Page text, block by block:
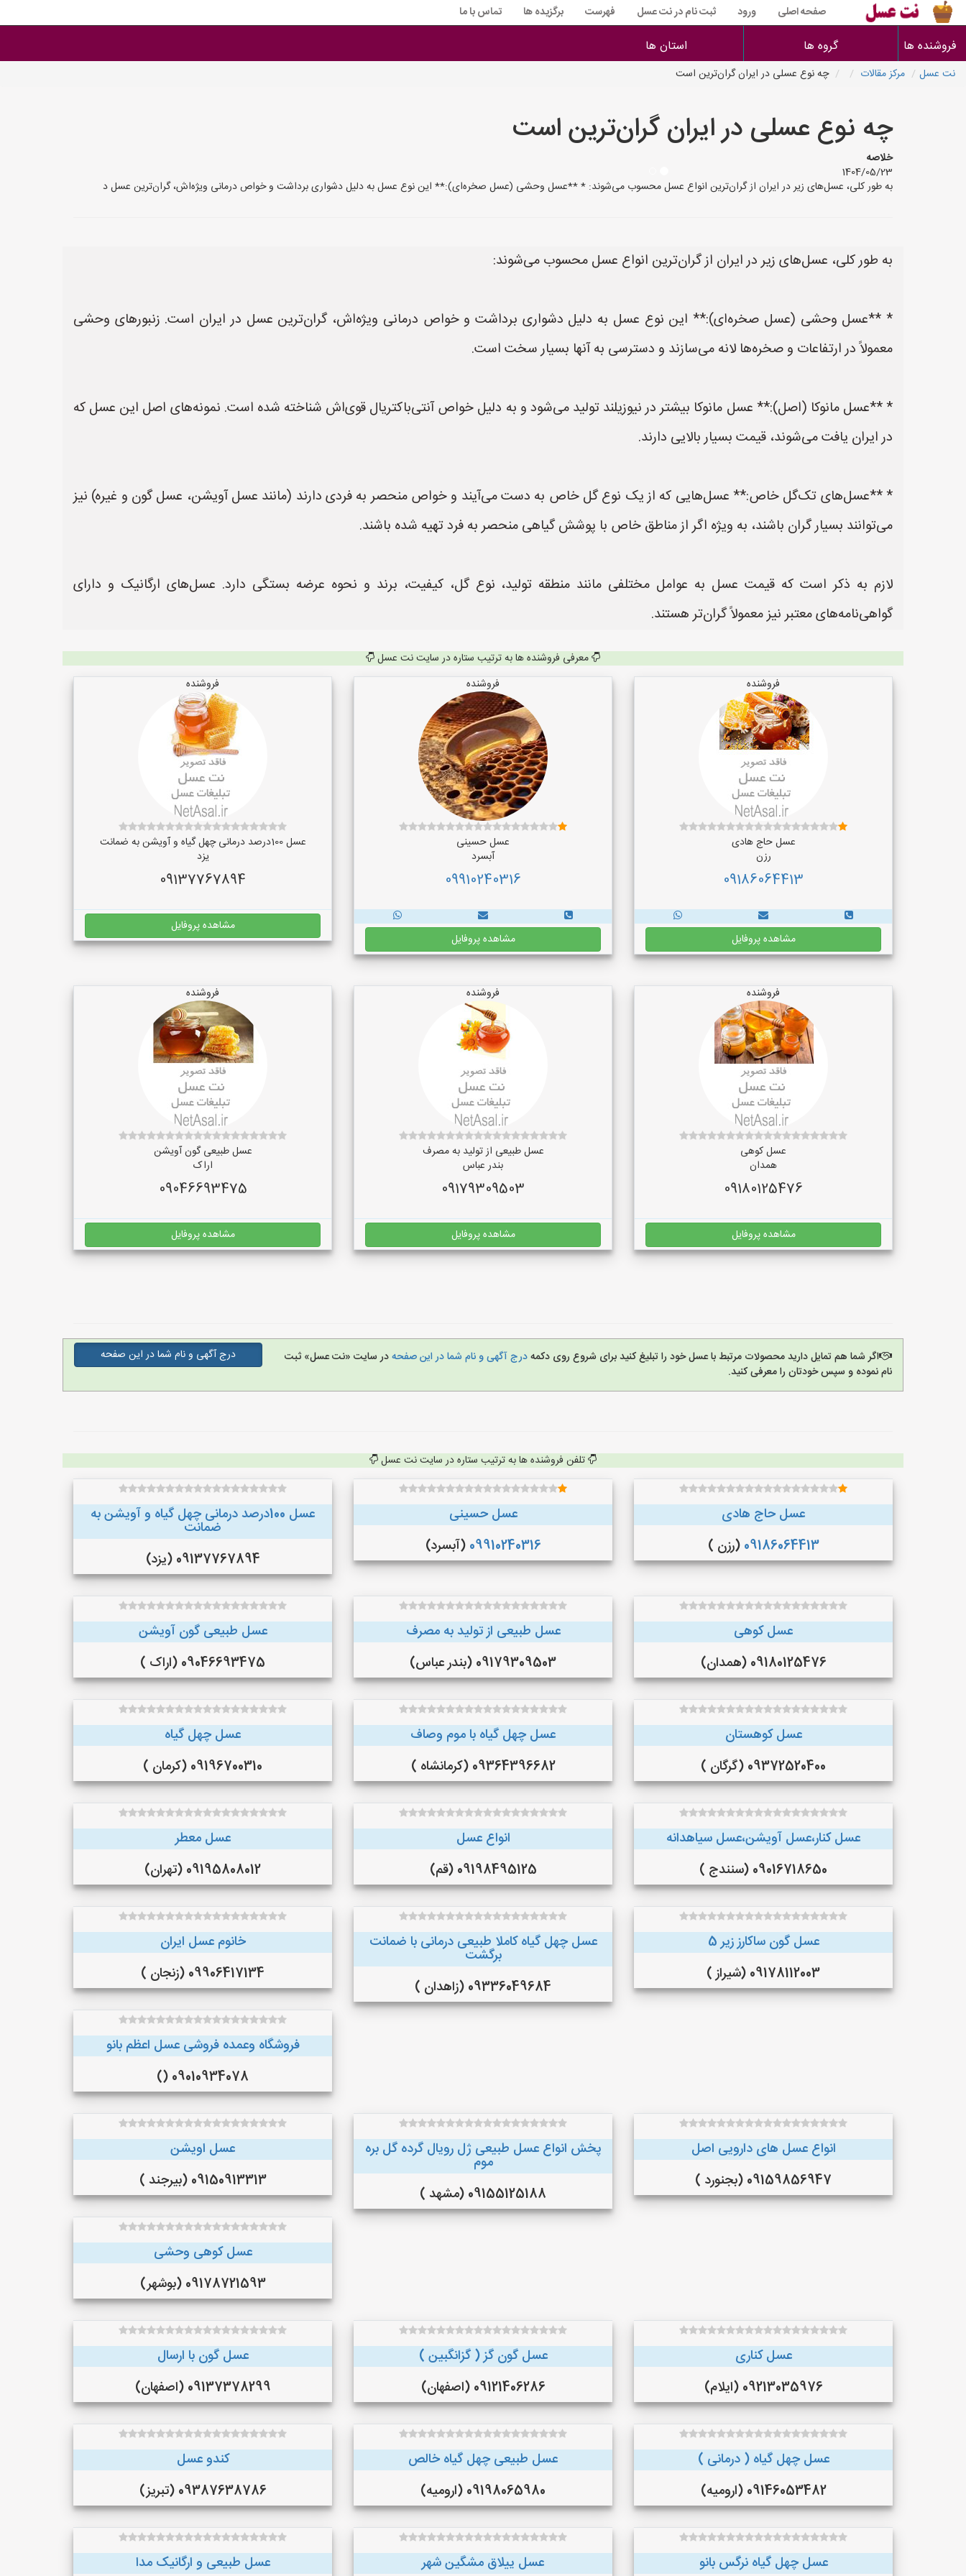
صفحه اصلی ورود ثبت نام در نت عسل فهرست برگزیده ها تماس با ما
فروشنده ها گروه ها استان ها
نت عسل مرکز مقالات چه نوع عسلی در ایران گران‌ترین است
چه نوع عسلی در ایران گران‌ترین است
خلاصه
1404/05/23
به طور کلی، عسل‌های زیر در ایران از گران‌ترین انواع عسل محسوب می‌شوند: * **عسل وحشی (عسل صخره‌ای):** این نوع عسل به دلیل دشواری برداشت و خواص درمانی ویژه‌اش، گران‌ترین عسل د
به طور کلی، عسل‌های زیر در ایران از گران‌ترین انواع عسل محسوب می‌شوند:
* **عسل وحشی (عسل صخره‌ای):** این نوع عسل به دلیل دشواری برداشت و خواص درمانی ویژه‌اش، گران‌ترین عسل در ایران است. زنبورهای وحشی
معمولاً در ارتفاعات و صخره‌ها لانه می‌سازند و دسترسی به آنها بسیار سخت است.
* **عسل مانوکا (اصل):** عسل مانوکا بیشتر در نیوزیلند تولید می‌شود و به دلیل خواص آنتی‌باکتریال قوی‌اش شناخته شده است. نمونه‌های اصل این عسل که
در ایران یافت می‌شوند، قیمت بسیار بالایی دارند.
* **عسل‌های تک‌گل خاص:** عسل‌هایی که از یک نوع گل خاص به دست می‌آیند و خواص منحصر به فردی دارند (مانند عسل آویشن، عسل گون و غیره) نیز
می‌توانند بسیار گران باشند، به ویژه اگر از مناطق خاص با پوشش گیاهی منحصر به فرد تهیه شده باشند.
لازم به ذکر است که قیمت عسل به عوامل مختلفی مانند منطقه تولید، نوع گل، کیفیت، برند و نحوه عرضه بستگی دارد. عسل‌های ارگانیک و دارای
گواهی‌نامه‌های معتبر نیز معمولاً گران‌تر هستند.
معرفی فروشنده ها به ترتیب ستاره در سایت نت عسل
فروشنده
عسل حاج هادی
رزن
09186064413
مشاهده پروفایل
فروشنده
عسل حسینی
آبسرد
09910240316
مشاهده پروفایل
فروشنده
عسل 100درصد درمانی چهل گیاه و آویشن به ضمانت
یزد
09137767894
مشاهده پروفایل
فروشنده
عسل کوهی
همدان
09180125476
مشاهده پروفایل
فروشنده
عسل طبیعی از تولید به مصرف
بندر عباس
09179309503
مشاهده پروفایل
فروشنده
عسل طبیعی گون آویشن
اراک
09046693475
مشاهده پروفایل
اگر شما هم تمایل دارید محصولات مرتبط با عسل خود را تبلیغ کنید برای شروع روی دکمهدرج آگهی و نام شما در این صفحهدر سایت «نت عسل» ثبت
نام نموده و سپس خودتان را معرفی کنید.
درج آگهی و نام شما در این صفحه
تلفن فروشنده ها به ترتیب ستاره در سایت نت عسل
عسل حاج هادی
09186064413 (رزن )
عسل حسینی
09910240316 (آبسرد)
عسل 100درصد درمانی چهل گیاه و آویشن به
ضمانت
09137767894 (یزد)
عسل کوهی
09180125476 (همدان)
عسل طبیعی از تولید به مصرف
09179309503 (بندر عباس)
عسل طبیعی گون آویشن
09046693475 (اراک )
عسل کوهستان
09372520400 (گرگان )
عسل چهل گیاه با موم وصاف
09364396682 (کرمانشاه )
عسل چهل گیاه
09196700310 (کرمان )
عسل کنار،عسل آویشن،عسل سیاهدانه
09016718650 (سنندج )
انواع عسل
09198495125 (قم)
عسل معطر
09195808012 (تهران)
عسل گون ساکارز زیر 5
09178112003 (شیراز )
عسل چهل گیاه کاملا طبیعی درمانی با ضمانت
برگشت
09336049684 (زاهدان )
خانوم عسل ایران
09906417134 (زنجان )
فروشگاه وعمده فروشی عسل اعظم بانو
09010934078 ()
انواع عسل های دارویی اصل
09159856947 (بجنورد )
پخش انواع عسل طبیعی ژل رویال گرده گل بره
موم
09155125188 (مشهد )
عسل اویشن
09150913313 (بیرجند )
عسل کوهی وحشی
09178721593 (بوشهر)
عسل کناری
09213035976 (ایلام)
عسل گون گز ( گزانگبین )
09121406286 (اصفهان)
عسل گون با ارسال
09137378299 (اصفهان)
عسل چهل گیاه ( درمانی )
09146053482 (ارومیه)
عسل طبیعی چهل گیاه خالص
09198065980 (ارومیه)
کندو عسل
09387638786 (تبریز)
عسل چهل گیاه نرگس بانو عسل ییلاق مشگین شهر عسل طبیعی و ارگانیک مدا